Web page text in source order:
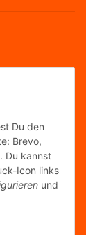
Du den
Brevo,
Du kannst
Icon links
und